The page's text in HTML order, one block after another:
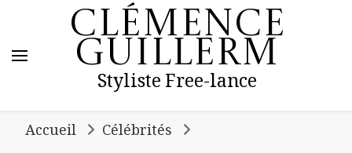
Clémence
Guillerm
Styliste Free-lance
Accueil
Célébrités